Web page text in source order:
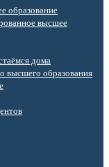
образование
высшее
дома
высшего образования